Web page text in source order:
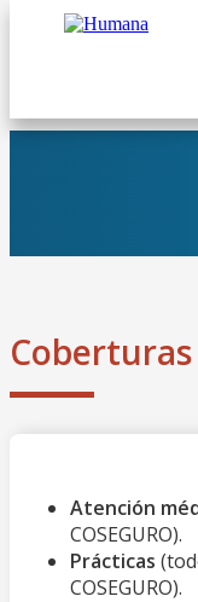
Coberturas
Atención
COSEGURO).
Prácticas
COSEGURO).